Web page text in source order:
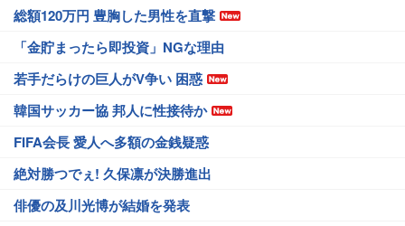
総額120万円 豊胸した男性を直撃
「金貯まったら即投資」NGな理由
若手だらけの巨人がV争い 困惑
韓国サッカー協 邦人に性接待か
FIFA会長 愛人へ多額の金銭疑惑
絶対勝つでぇ! 久保凛が決勝進出
俳優の及川光博が結婚を発表